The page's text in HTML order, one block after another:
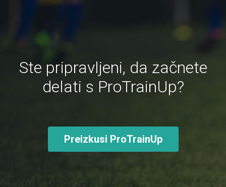
Ste pripravljeni, da začnete
delati s ProTrainUp?
Preizkusi ProTrainUp